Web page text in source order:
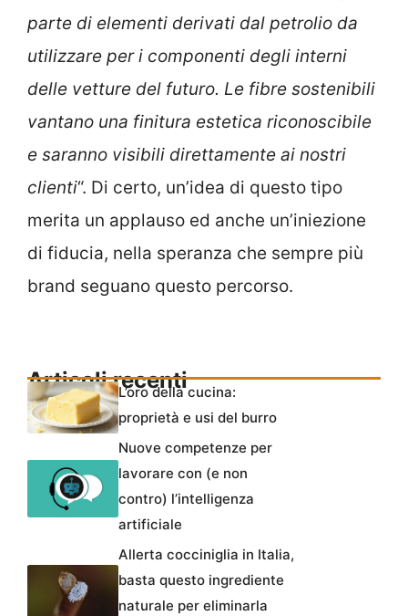
parte di elementi derivati dal petrolio da
utilizzare per i componenti degli interni
delle vetture del futuro. Le fibre sostenibili
vantano una finitura estetica riconoscibile
e saranno visibili direttamente ai nostri
clienti“. Di certo, un’idea di questo tipo
merita un applauso ed anche un’iniezione
di fiducia, nella speranza che sempre più
brand seguano questo percorso.
Articoli recenti
L’oro della cucina:
proprietà e usi del burro
Nuove competenze per
lavorare con (e non
contro) l’intelligenza
artificiale
Allerta cocciniglia in Italia,
basta questo ingrediente
naturale per eliminarla